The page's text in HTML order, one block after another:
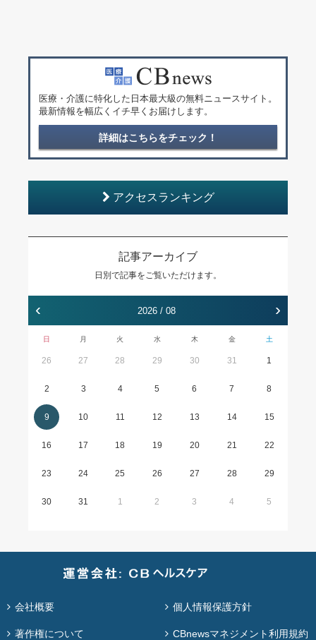
医療・介護に特化した日本最大級の無料ニュースサイト。
最新情報を幅広くイチ早くお届けします。
詳細はこちらをチェック！
アクセスランキング
記事アーカイブ
日別で記事をご覧いただけます。
‹ 2026 / 08 ›
日 月 火 水 木 金 土
26 27 28 29 30 31 1
2 3 4 5 6 7 8
9 10 11 12 13 14 15
16 17 18 19 20 21 22
23 24 25 26 27 28 29
30 31 1 2 3 4 5
会社概要 個人情報保護方針
著作権について CBnewsマネジメント利用規約